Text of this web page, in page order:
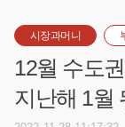
시장과머니
12월 수도
지난해 1월